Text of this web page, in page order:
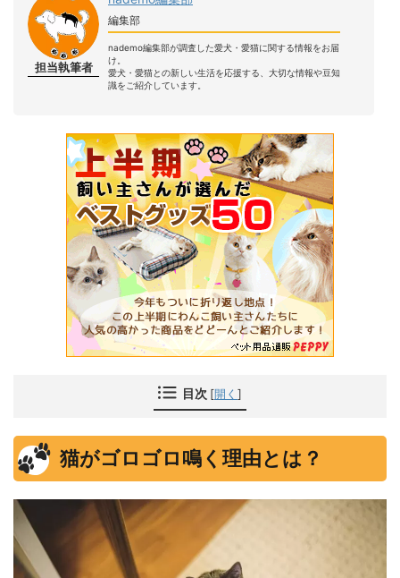
担当執筆者
編集部
nademo編集部が調査した愛犬・愛猫に関する情報をお届
け。
愛犬・愛猫との新しい生活を応援する、大切な情報や豆知
識をご紹介しています。
目次 [開く ]
猫がゴロゴロ鳴く理由とは？